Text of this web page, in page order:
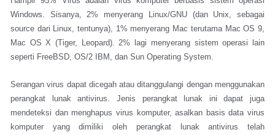
Windows. Sisanya, 2% menyerang Linux/GNU (dan Unix, sebagai
source dari Linux, tentunya), 1% menyerang Mac terutama Mac OS 9,
Mac OS X (Tiger, Leopard). 2% lagi menyerang sistem operasi lain
seperti FreeBSD, OS/2 IBM, dan Sun Operating System.
Serangan virus dapat dicegah atau ditanggulangi dengan menggunakan
perangkat lunak antivirus. Jenis perangkat lunak ini dapat juga
mendeteksi dan menghapus virus komputer, asalkan basis data virus
komputer yang dimiliki oleh perangkat lunak antivirus telah